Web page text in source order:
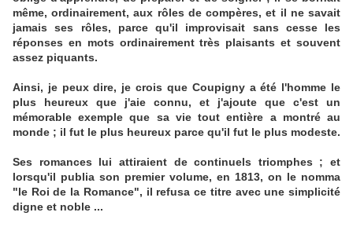
même, ordinairement, aux rôles de compères, et il ne savait
jamais ses rôles, parce qu'il improvisait sans cesse les
réponses en mots ordinairement très plaisants et souvent
assez piquants.
Ainsi, je peux dire, je crois que Coupigny a été l'homme le
plus heureux que j'aie connu, et j'ajoute que c'est un
mémorable exemple que sa vie tout entière a montré au
monde ; il fut le plus heureux parce qu'il fut le plus modeste.
Ses romances lui attiraient de continuels triomphes ; et
lorsqu'il publia son premier volume, en 1813, on le nomma
"le Roi de la Romance", il refusa ce titre avec une simplicité
digne et noble ...